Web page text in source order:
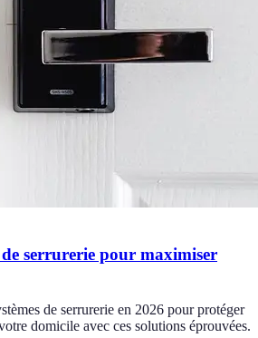
de serrurerie pour maximiser
de serrurerie en 2026 pour protéger
domicile avec ces solutions éprouvées.